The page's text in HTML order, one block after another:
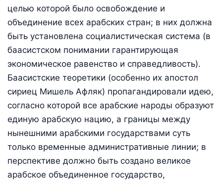
целью которой было освобождение и
объединение всех арабских стран; в них должна
быть установлена социалистическая система (в
баасистском понимании гарантирующая
экономическое равенство и справедливость).
Баасистские теоретики (особенно их апостол
сириец Мишель Афляк) пропагандировали идею,
согласно которой все арабские народы образуют
единую арабскую нацию, а границы между
нынешними арабскими государствами суть
только временные административные линии; в
перспективе должно быть создано великое
арабское объединенное государство,